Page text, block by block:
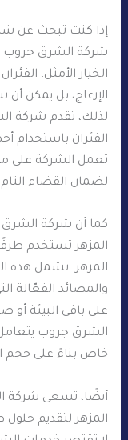
إذا كنت تبحث عن
شركة الشرق جروب
الخيار الأمثل.
الإزعاج، بل يمكن
لذلك، تقدم شركة
الفئران باستخدام
تعمل الشركة على
لضمان القضاء
كما أن شركة
المزهر تستخدم
المزهر. تشمل هذه
والمصائد الفعّالة
على باقي البيئة أو
الشرق جروب
خاص بناءً على حجم
أيضًا، تسعى شركة
المزهر لتقديم حلول